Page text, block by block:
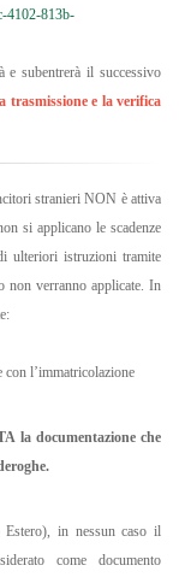
4102-813b-
subentrerà il successivo
trasmissione e la verifica
stranieri NON è attiva
si applicano le scadenze
ulteriori istruzioni tramite
non verranno applicate. In
con l’immatricolazione
la documentazione che
in nessun caso il
come documento